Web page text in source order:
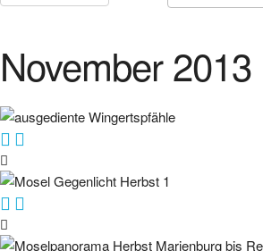
November 2013